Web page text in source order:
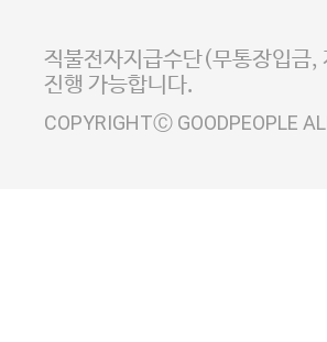
사업자정보확인
이니
직불전자지급수단(무통장입금,
진행 가능합니다.
COPYRIGHTⒸ GOODPEOPLE